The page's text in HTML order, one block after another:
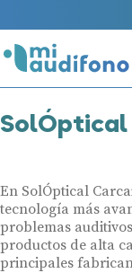
En SolÓptical
tecnología más
problemas
productos de alta
principales